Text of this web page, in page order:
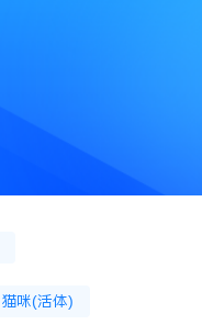
猫窝
猫咪(活体)